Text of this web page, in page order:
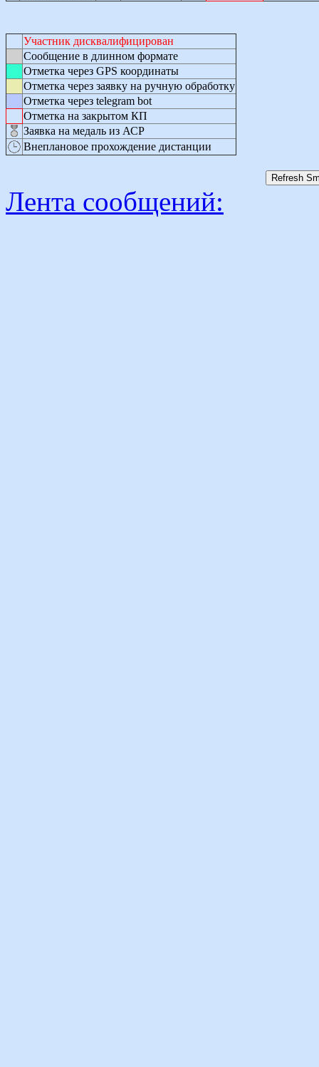
Участник дисквалифицирован
Сообщение в длинном формате
Отметка через GPS координаты
Отметка через заявку на ручную обработку
Отметка через telegram bot
Отметка на закрытом КП
Заявка на медаль из АСР
Внеплановое прохождение дистанции
Лента сообщений: